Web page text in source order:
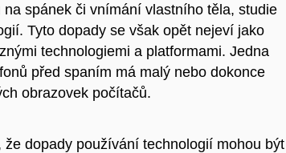
spánek či vnímání vlastního těla, studie
Tyto dopady se však opět nejeví jako
technologiemi a platformami. Jedna
před spaním má malý nebo dokonce
obrazovek počítačů.
dopady používání technologií mohou být